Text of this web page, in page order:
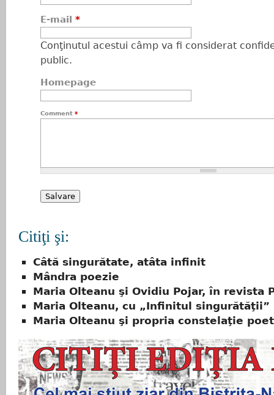
E-mail *
Conţinutul acestui câmp va fi considerat
public.
Homepage
Comment *
Citiţi şi:
Câtă singurătate, atâta infinit
Mândra poezie
Maria Olteanu şi Ovidiu Pojar, în revista
Maria Olteanu, cu „Infinitul singurătăţii”
Maria Olteanu şi propria constelaţie